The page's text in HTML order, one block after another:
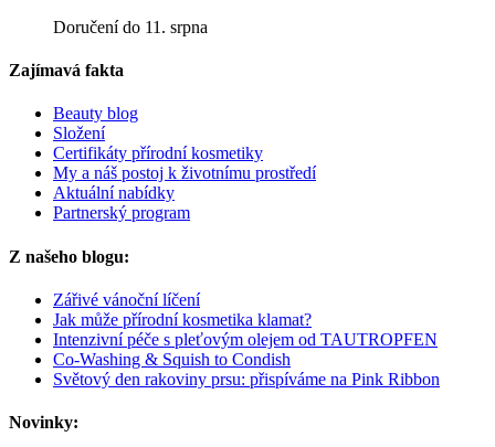
Doručení do 11. srpna
Zajímavá fakta
Beauty blog
Složení
Certifikáty přírodní kosmetiky
My a náš postoj k životnímu prostředí
Aktuální nabídky
Partnerský program
Z našeho blogu:
Zářivé vánoční líčení
Jak může přírodní kosmetika klamat?
Intenzivní péče s pleťovým olejem od TAUTROPFEN
Co-Washing & Squish to Condish
Světový den rakoviny prsu: přispíváme na Pink Ribbon
Novinky: